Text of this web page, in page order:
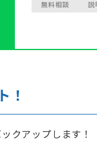
無料相談 説
！
クアップします！